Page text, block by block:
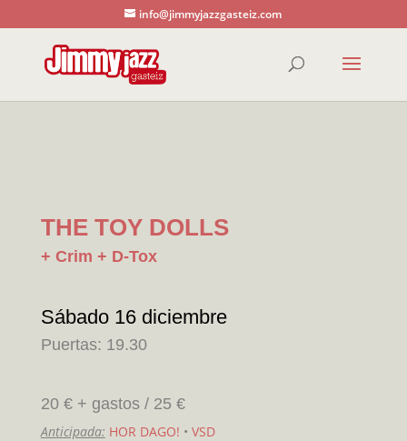
info@jimmyjazzgasteiz.com
THE TOY DOLLS
+ Crim + D-Tox
Sábado 16 diciembre
Puertas: 19.30
20 € + gastos / 25 €
Anticipada: HOR DAGO! • VSD